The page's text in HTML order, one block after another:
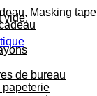
vide. Masking tape
de bureau
papeterie